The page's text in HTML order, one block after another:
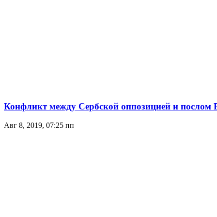
Конфликт между Сербской оппозицией и послом
Авг 8, 2019, 07:25 пп